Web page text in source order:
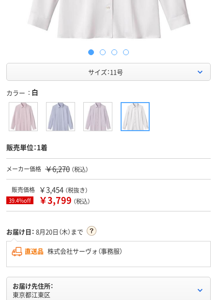
サイズ：11号
カラー 白
販売単位：1着
メーカー価格 ￥6,270 （税込）
販売価格 ￥3,454 （税抜き）
39.4%off ￥3,799 （税込）
お届け日： 8月20日（木）まで
直送品 株式会社サーヴォ（事務服）
お届け先住所：
東京都江東区